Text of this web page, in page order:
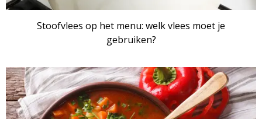
Stoofvlees op het menu: welk vlees moet je
gebruiken?
ARTIKEL